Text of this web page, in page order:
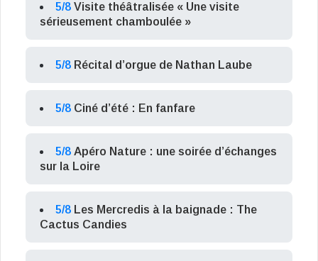
5/8 Visite théâtralisée « Une visite
sérieusement chamboulée »
5/8 Récital d’orgue de Nathan Laube
5/8 Ciné d’été : En fanfare
5/8 Apéro Nature : une soirée d’échanges
sur la Loire
5/8 Les Mercredis à la baignade : The
Cactus Candies